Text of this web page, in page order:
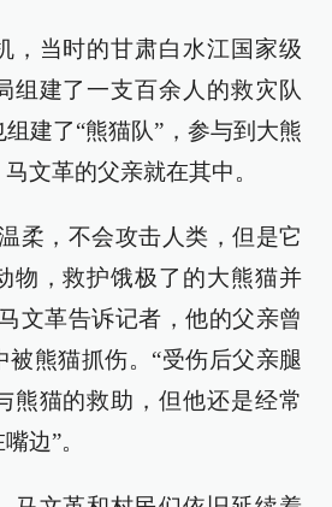
，当时的甘肃白水江国家级
组建了一支百余人的救灾队
建了“熊猫队”，参与到大熊
文革的父亲就在其中。
柔，不会攻击人类，但是它
物，救护饿极了的大熊猫并
文革告诉记者，他的父亲曾
被熊猫抓伤。“受伤后父亲腿
熊猫的救助，但他还是经常
边”。